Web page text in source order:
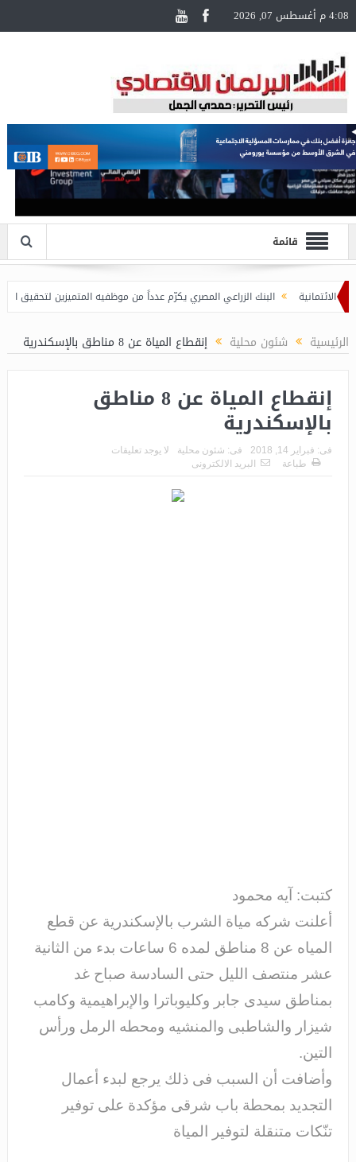
4:08 م أغسطس 07, 2026
قائمة
البنك الزراعي المصري يكرّم عدداً من موظفيه المتميزين لتحقيق ارقام
الرئيسية شئون محلية إنقطاع المياة عن 8 مناطق بالإسكندرية
إنقطاع المياة عن 8 مناطق
بالإسكندرية
فى: فبراير 14, 2018 فى: شئون محلية
لا يوجد تعليقات
طباعة
البريد الالكترونى
كتبت: آيه محمود
أعلنت شركه مياة الشرب بالإسكندرية عن قطع
المياه عن 8 مناطق لمده 6 ساعات بدء من الثانية
عشر منتصف الليل حتى السادسة صباح غد
بمناطق سيدى جابر وكليوباترا والإبراهيمية وكامب
شيزار والشاطبى والمنشيه ومحطه الرمل ورأس
التين.
وأضافت أن السبب فى ذلك يرجع لبدء أعمال
التجديد بمحطة باب شرقى مؤكدة على توفير
تنّكات متنقلة لتوفير المياة